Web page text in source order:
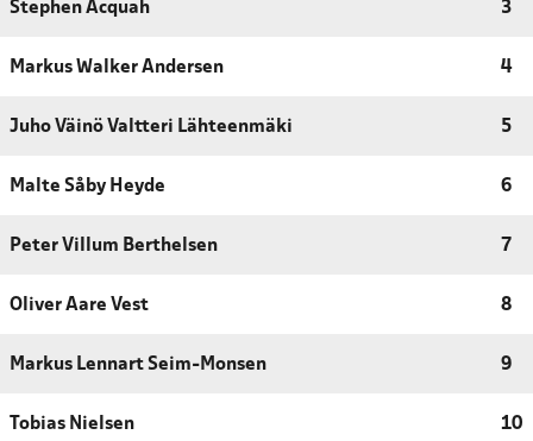
Stephen Acquah 3
Markus Walker Andersen 4
Juho Väinö Valtteri Lähteenmäki 5
Malte Såby Heyde 6
Peter Villum Berthelsen 7
Oliver Aare Vest 8
Markus Lennart Seim-Monsen 9
Tobias Nielsen 10